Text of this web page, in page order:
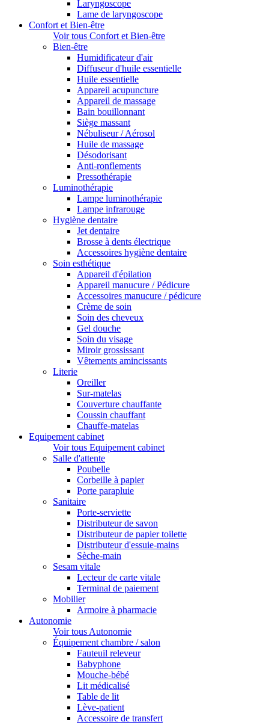
Laryngoscope
Lame de laryngoscope
Confort et Bien-être
Voir tous Confort et Bien-être
Bien-être
Humidificateur d'air
Diffuseur d'huile essentielle
Huile essentielle
Appareil acupuncture
Appareil de massage
Bain bouillonnant
Siège massant
Nébuliseur / Aérosol
Huile de massage
Désodorisant
Anti-ronflements
Pressothérapie
Luminothérapie
Lampe luminothérapie
Lampe infrarouge
Hygiène dentaire
Jet dentaire
Brosse à dents électrique
Accessoires hygiène dentaire
Soin esthétique
Appareil d'épilation
Appareil manucure / Pédicure
Accessoires manucure / pédicure
Crème de soin
Soin des cheveux
Gel douche
Soin du visage
Miroir grossissant
Vêtements amincissants
Literie
Oreiller
Sur-matelas
Couverture chauffante
Coussin chauffant
Chauffe-matelas
Equipement cabinet
Voir tous Equipement cabinet
Salle d'attente
Poubelle
Corbeille à papier
Porte parapluie
Sanitaire
Porte-serviette
Distributeur de savon
Distributeur de papier toilette
Distributeur d'essuie-mains
Sèche-main
Sesam vitale
Lecteur de carte vitale
Terminal de paiement
Mobilier
Armoire à pharmacie
Autonomie
Voir tous Autonomie
Équipement chambre / salon
Fauteuil releveur
Babyphone
Mouche-bébé
Lit médicalisé
Table de lit
Lève-patient
Accessoire de transfert